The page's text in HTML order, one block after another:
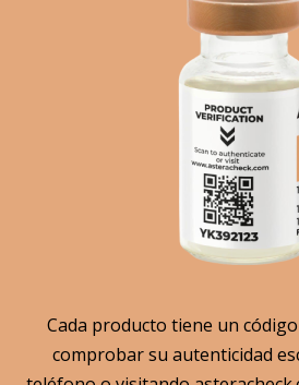
Cada producto tiene un código
comprobar su autenticidad